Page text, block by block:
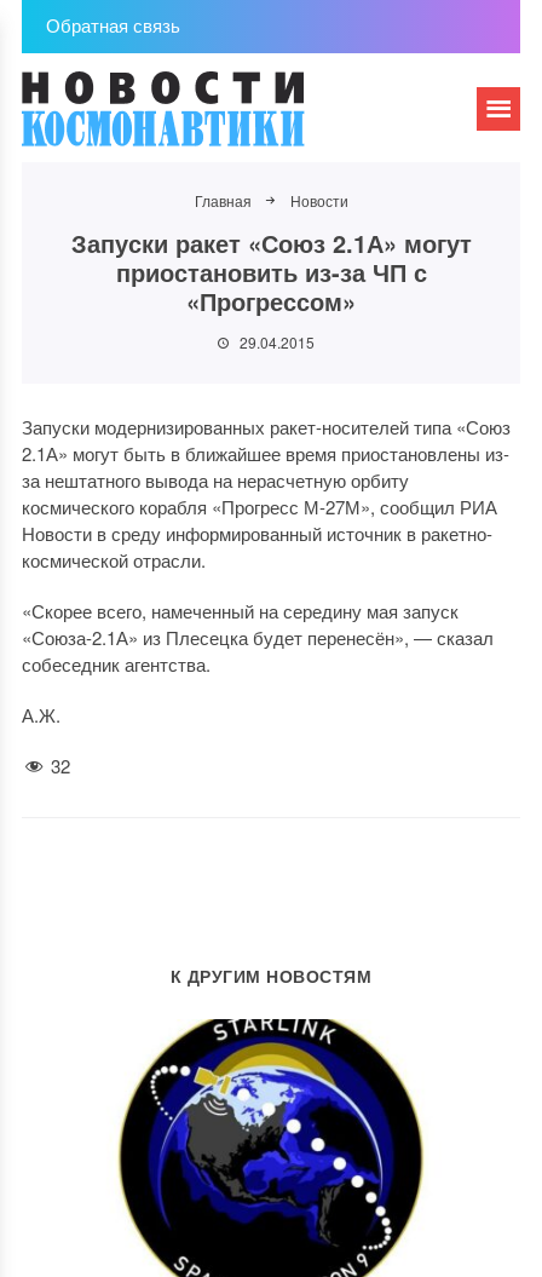
Обратная связь
Главная Новости
Запуски ракет «Союз 2.1А» могут
приостановить из-за ЧП с
«Прогрессом»
29.04.2015
Запуски модернизированных ракет-носителей типа «Союз
2.1А» могут быть в ближайшее время приостановлены из-
за нештатного вывода на нерасчетную орбиту
космического корабля «Прогресс М-27М», сообщил РИА
Новости в среду информированный источник в ракетно-
космической отрасли.
«Скорее всего, намеченный на середину мая запуск
«Союза-2.1А» из Плесецка будет перенесён», — сказал
собеседник агентства.
А.Ж.
32
К ДРУГИМ НОВОСТЯМ